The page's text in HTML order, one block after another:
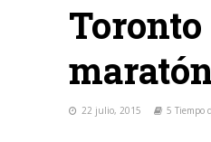
22 julio, 2015 5 Tiempo